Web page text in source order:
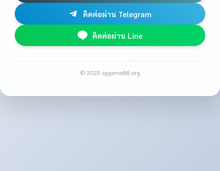
ติดต่อผ่าน Telegram
ติดต่อผ่าน Line
© 2025 sggame88.org